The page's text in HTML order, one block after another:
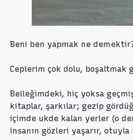
Beni ben yapmak ne
Ceplerim çok dolu, boşaltmak
Belleğimdeki, hiç yoksa
kitaplar, şarkılar; gezip
içimde ukde kalan yerler (o
insanın gözleri yaşarır,